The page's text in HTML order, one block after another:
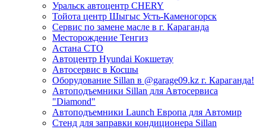
Уральск автоцентр CHERY
Тойота центр Шыгыс Усть-Каменогорск
Сервис по замене масле в г. Караганда
Месторождение Тенгиз
Астана СТО
Автоцентр Hyundai Кокшетау
Автосервис в Косшы
Оборудование Sillan в @garage09.kz г. Караганда!
Автоподъемники Sillan для Автосервиса
"Diamond"
Автоподъемники Launch Европа для Автомир
Стенд для заправки кондиционера Sillan